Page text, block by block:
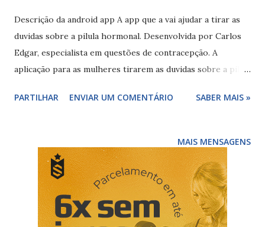
Descrição da android app A app que a vai ajudar a tirar as
duvidas sobre a pilula hormonal. Desenvolvida por Carlos
Edgar, especialista em questões de contracepção. A
aplicação para as mulheres tirarem as duvidas sobre a pilula
play Fontes bibliográficas google/play carlosedgar.com
PARTILHAR ENVIAR UM COMENTÁRIO SABER MAIS »
MAIS MENSAGENS